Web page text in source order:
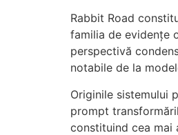
Rabbit Road
familia de evidențe
perspectivă
notabile de la
Originile sistemului
prompt
constituind cea mai